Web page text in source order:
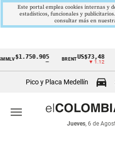
Cintillo
económicos
Colombia
BRENT US$73,48
▼ 1.12
ORO
Pico y Placa Medellín
Jueves, 6 de
menu
Este portal emplea cookies internas y
estadísticos, funcionales y
consultar más en